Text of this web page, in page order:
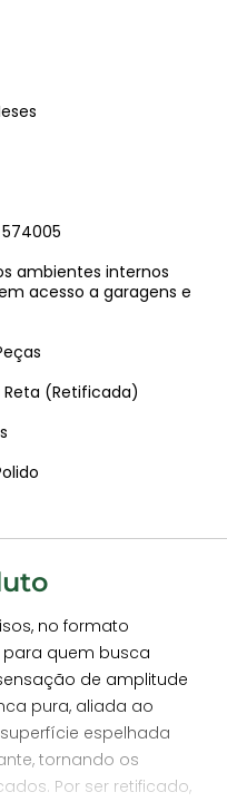
574005
ambientes internos
acesso a garagens e
Reta (Retificada)
no formato
para quem busca
de amplitude
pura, aliada ao
espelhada
tornando os
Por ser retificado,